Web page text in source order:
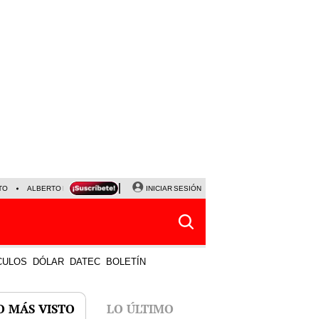
ALBERTO BENAVIDES NALDY SALDAÑA
INICIAR SESIÓN
DÓLAR DATEC BOLETÍN
MÁS VISTO LO ÚLTIMO